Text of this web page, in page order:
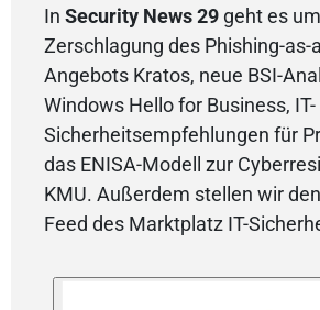
In Security News 29 geht es
Zerschlagung des Phishing-as-
Angebots Kratos, neue BSI-
Windows Hello for Business, IT-
Sicherheitsempfehlungen für
das ENISA-Modell zur
KMU. Außerdem stellen wir
Feed des Marktplatz IT-